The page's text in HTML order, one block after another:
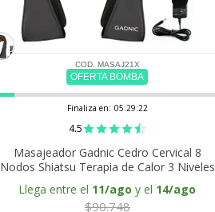
COD. MASAJ21X
OFERTA BOMBA
Finaliza en: 05:29:21
4.5
Masajeador Gadnic Cedro Cervical 8
Nodos Shiatsu Terapia de Calor 3 Niveles
Llega entre el 11/ago y el 14/ago
$90.748